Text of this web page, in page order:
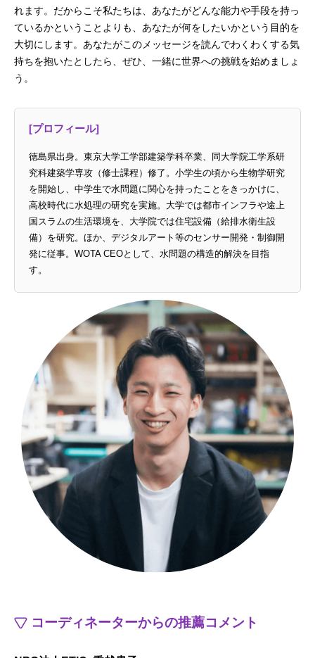
れます。だからこそ私たちは、あなたがどんな能力や手段を持っ
ているかということよりも、あなたが何をしたいかという目的を
大切にします。あなたがこのメッセージを読んでわくわくする気
持ちを抱いたとしたら、ぜひ、一緒に世界への挑戦を始めましょ
う。
[プロフィール]
徳島県出身。東京大学工学部建築学科卒業、同大学院工学系研
究科建築学専攻（修士課程）修了。小学生の頃から生物学研究
を開始し、中学生で水問題に関心を持ったことをきっかけに、
高校時代に水処理の研究を実施。大学では都市インフラや途上
国スラムの生活環境を、大学院では住宅設備（給排水衛生設
備）を研究。ほか、デジタルアート等のセンサー開発・制御開
発に従事。WOTA CEOとして、水問題の構造的解決を目指
す。
コーディネーターからの推薦コメント